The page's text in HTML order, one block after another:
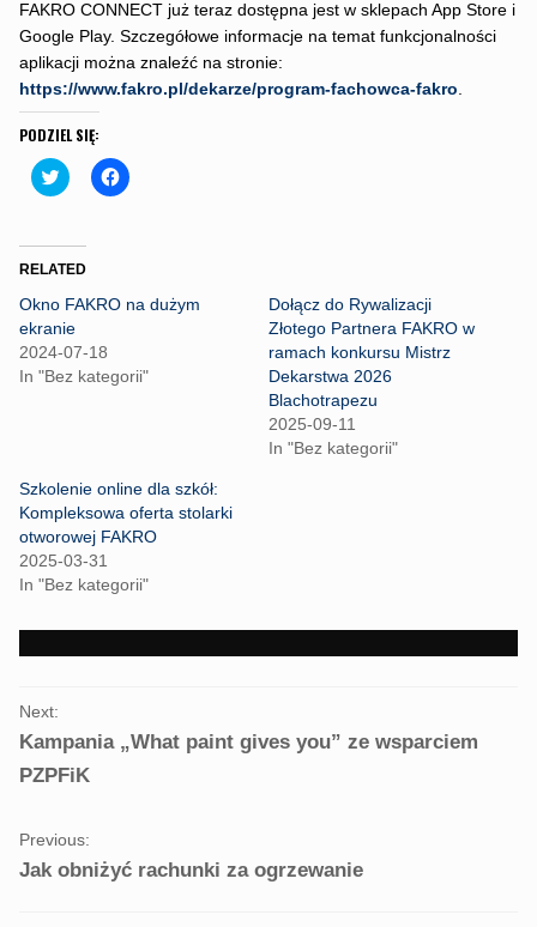
FAKRO CONNECT już teraz dostępna jest w sklepach App Store i
Google Play. Szczegółowe informacje na temat funkcjonalności
aplikacji można znaleźć na stronie:
https://www.fakro.pl/dekarze/program-fachowca-fakro.
PODZIEL SIĘ:
C
l
t
o
h
a
r
e
o
n
r
(
O
p
e
n
s
i
n
w
o
w
)
C
l
h
a
n
o
k
(
O
p
n
s
n
e
o
RELATED
Okno FAKRO na dużym
ekranie
2024-07-18
In "Bez kategorii"
Dołącz do Rywalizacji
Złotego Partnera FAKRO w
ramach konkursu Mistrz
Dekarstwa 2026
Blachotrapezu
2025-09-11
In "Bez kategorii"
Szkolenie online dla szkół:
Kompleksowa oferta stolarki
otworowej FAKRO
2025-03-31
In "Bez kategorii"
PORTFOLIO
NAVIGATION
Previous:
Jak obniżyć rachunki za ogrzewanie
Next:
Kampania „What paint gives you” ze wsparciem
PZPFiK